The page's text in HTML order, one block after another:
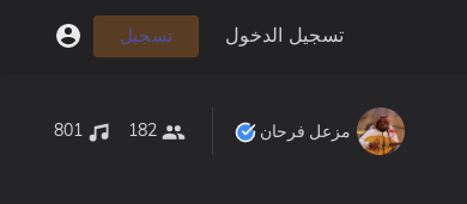
تسجيل الدخول تسجيل
مزعل فرحان